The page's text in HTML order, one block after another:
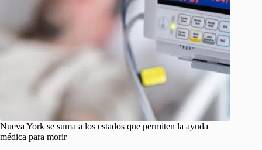
Nueva York se suma a los estados que permiten la ayuda
médica para morir